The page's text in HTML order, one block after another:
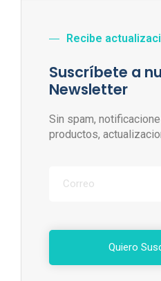
Recibe
Suscríbete a
Newsletter
Sin spam,
productos,
Quiero